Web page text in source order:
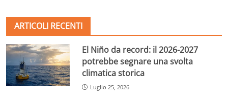
ARTICOLI RECENTI
El Niño da record: il 2026-2027
potrebbe segnare una svolta
climatica storica
Luglio 25, 2026